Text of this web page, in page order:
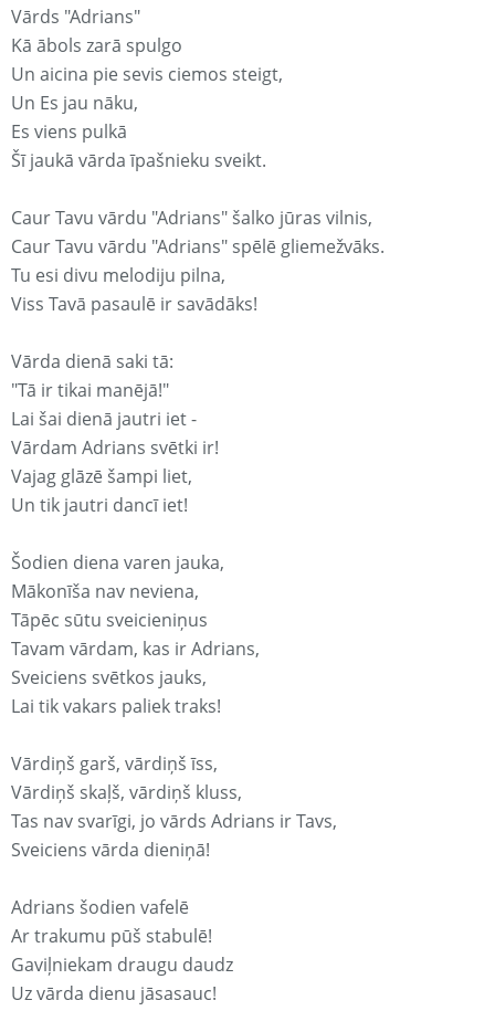
Vārds "Adrians"
Kā ābols zarā spulgo
Un aicina pie sevis ciemos steigt,
Un Es jau nāku,
Es viens pulkā
Šī jaukā vārda īpašnieku sveikt.
Caur Tavu vārdu "Adrians" šalko jūras vilnis,
Caur Tavu vārdu "Adrians" spēlē gliemežvāks.
Tu esi divu melodiju pilna,
Viss Tavā pasaulē ir savādāks!
Vārda dienā saki tā:
"Tā ir tikai manējā!"
Lai šai dienā jautri iet -
Vārdam Adrians svētki ir!
Vajag glāzē šampi liet,
Un tik jautri dancī iet!
Šodien diena varen jauka,
Mākonīša nav neviena,
Tāpēc sūtu sveicieniņus
Tavam vārdam, kas ir Adrians,
Sveiciens svētkos jauks,
Lai tik vakars paliek traks!
Vārdiņš garš, vārdiņš īss,
Vārdiņš skaļš, vārdiņš kluss,
Tas nav svarīgi, jo vārds Adrians ir Tavs,
Sveiciens vārda dieniņā!
Adrians šodien vafelē
Ar trakumu pūš stabulē!
Gaviļniekam draugu daudz
Uz vārda dienu jāsasauc!